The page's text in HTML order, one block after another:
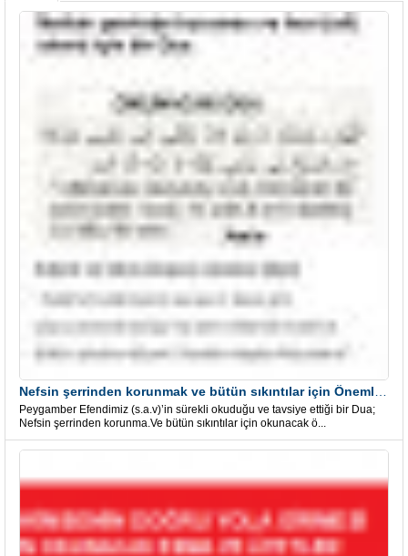
Peygamber Efendimiz (s.a.v)’in sürekli okuduğu ve tavsiye ettiği bir Dua;
Nefsin şerrinden korunma.Ve bütün sıkıntılar için okunacak ö...